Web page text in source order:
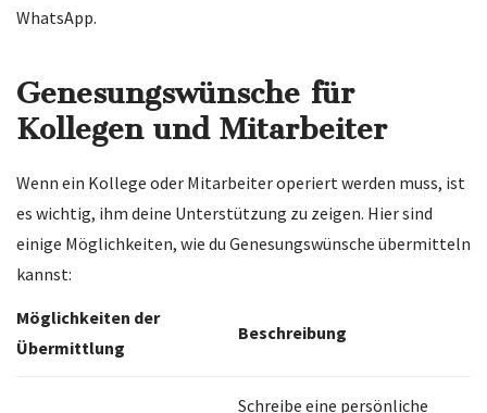
WhatsApp.
Genesungswünsche für
Kollegen und Mitarbeiter
Wenn ein Kollege oder Mitarbeiter operiert werden muss, ist
es wichtig, ihm deine Unterstützung zu zeigen. Hier sind
einige Möglichkeiten, wie du Genesungswünsche übermitteln
kannst:
Möglichkeiten der
Übermittlung
Beschreibung
Schreibe eine persönliche